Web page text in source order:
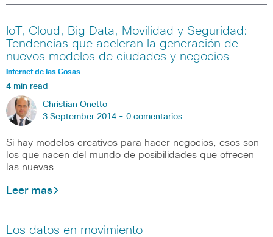
IoT, Cloud, Big Data, Movilidad y Seguridad:
Tendencias que aceleran la generación de
nuevos modelos de ciudades y negocios
Internet de las Cosas
4 min read
Christian Onetto
3 September 2014 - 0 comentarios
Si hay modelos creativos para hacer negocios, esos son
los que nacen del mundo de posibilidades que ofrecen
las nuevas
Leer mas
Los datos en movimiento